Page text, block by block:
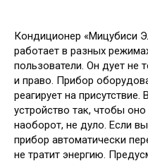
Кондиционер «Мицубиси
работает в разных
пользователи. Он дует не
и право. Прибор
реагирует на
устройство так, чтобы
наоборот, не дуло. Если
прибор автоматически
не тратит энергию.